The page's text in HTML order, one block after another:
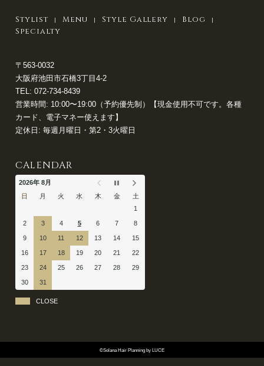
Stylist Menu Style Gallery
Blog
Specialty
〒563-0032
大阪府池田市石橋3丁目4-2
TEL: 072-734-8439
営業時間: 10:00〜19:00（予約優先制）【現金使用不可です。各種
カード、電子マネー使えます】
定休日: 毎週月曜日・第2・3火曜日
CALENDAR
2026年 8月
日
月 火 水 木 金
土
1
2 3 4 5 6 7 8
9 10 11 12 13 14 15
16 17 18 19 20 21 22
23 24 25 26 27 28 29
30 31
CLOSE
©Solana Hair Planning by LUCE